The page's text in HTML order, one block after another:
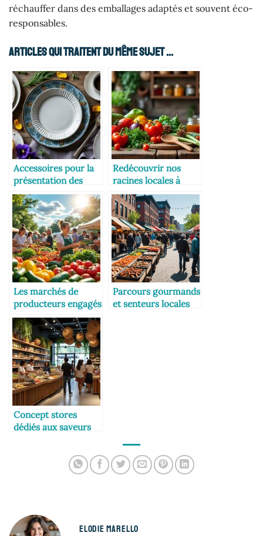
réchauffer dans des emballages adaptés et souvent éco-
responsables.
Articles Qui Traitent Du Même Sujet ...
Accessoires pour la
présentation des
plats
Redécouvrir nos
racines locales à
travers la cuisine
Les marchés de
producteurs engagés
Parcours gourmands
et senteurs locales
Concept stores
dédiés aux saveurs
ELODIE MARELLO